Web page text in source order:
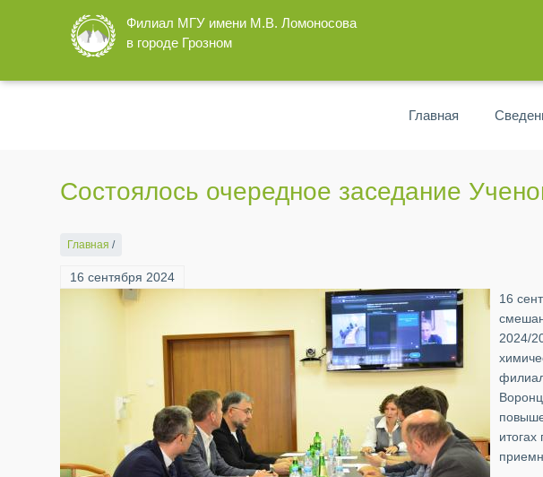
Филиал МГУ имени М.В. Ломоносова
в городе Грозном
Главная
Состоялось очередное заседание
Главная /
16 сентября 2024
16
2024/